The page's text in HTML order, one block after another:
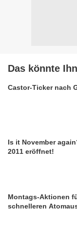
Das könnte
Castor-Ticker nach
Is it November
2011 eröffnet!
Montags-Aktionen
schnelleren